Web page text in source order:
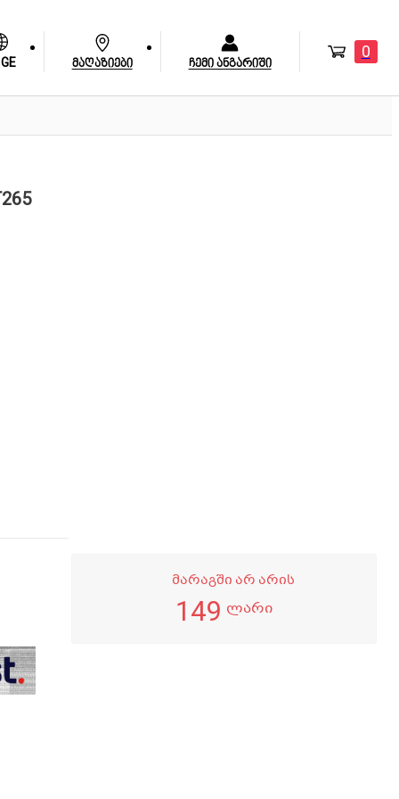
GE მაღაზიები ჩემი ანგარიში
0
მარაგში არ არის
149 ლარი